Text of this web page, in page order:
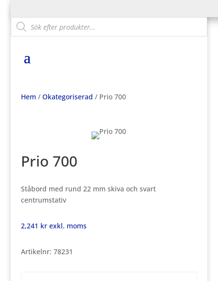
Products
search
Hem / Okategoriserad / Prio 700
Prio 700
Ståbord med rund 22 mm skiva och svart
centrumstativ
2,241 krexkl. moms
Artikelnr: 78231